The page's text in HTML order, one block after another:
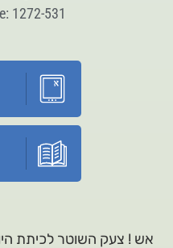
1272-531